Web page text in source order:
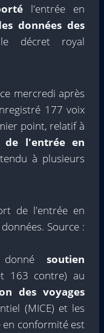
l'entrée en
données des
décret royal
mercredi après
177 voix
point, relatif à
de l'entrée en
à plusieurs
de l'entrée en
Source :
soutien
163 contre) au
des voyages
(MICE) et les
en conformité est